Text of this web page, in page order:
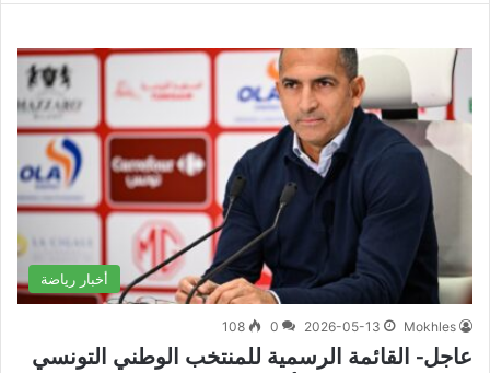
أخبار رياضة
Mokhles
2026-05-13
0
108
عاجل- القائمة الرسمية للمنتخب الوطني التونسي